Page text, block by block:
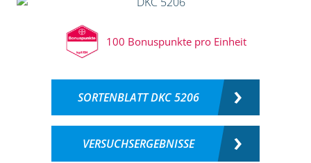
100 Bonuspunkte pro Einheit
SORTENBLATT DKC 5206
VERSUCHSERGEBNISSE